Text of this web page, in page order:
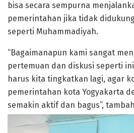
bisa secara sempurna
pemerintahan jika tidak
seperti Muhammadiyah.
“Bagaimanapun kami sangat
pertemuan dan diskusi seperti
harus kita tingkatkan lagi, agar
pemerintahan kota Yogyakarta
semakin aktif dan bagus”,